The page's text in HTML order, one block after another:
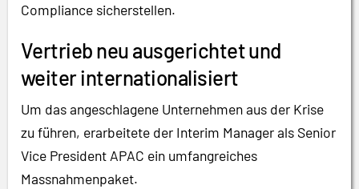
Compliance sicherstellen.
Vertrieb neu ausgerichtet und
weiter internationalisiert
Um das angeschlagene Unternehmen aus der Krise
zu führen, erarbeitete der Interim Manager als Senior
Vice President APAC ein umfangreiches
Massnahmenpaket.